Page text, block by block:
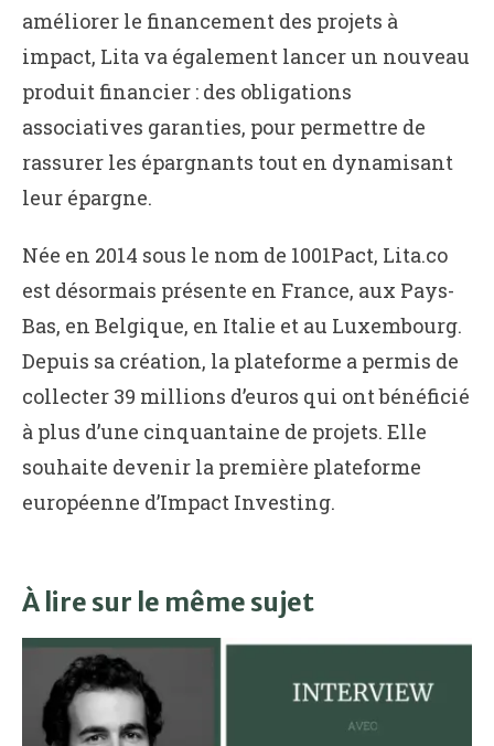
améliorer le financement des projets à
impact, Lita va également lancer un nouveau
produit financier : des obligations
associatives garanties, pour permettre de
rassurer les épargnants tout en dynamisant
leur épargne.
Née en 2014 sous le nom de 1001Pact, Lita.co
est désormais présente en France, aux Pays-
Bas, en Belgique, en Italie et au Luxembourg.
Depuis sa création, la plateforme a permis de
collecter 39 millions d’euros qui ont bénéficié
à plus d’une cinquantaine de projets. Elle
souhaite devenir la première plateforme
européenne d’Impact Investing.
À lire sur le même sujet